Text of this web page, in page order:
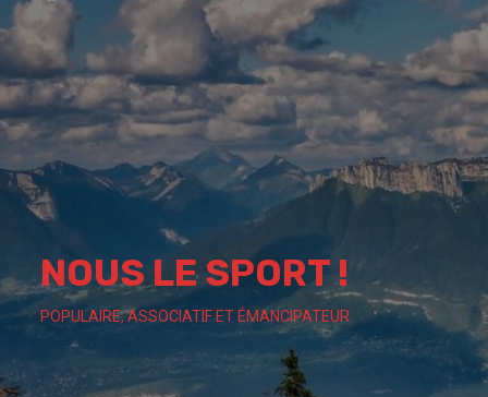
Skip
to
content
NOUS LE SPORT !
POPULAIRE, ASSOCIATIF ET ÉMANCIPATEUR